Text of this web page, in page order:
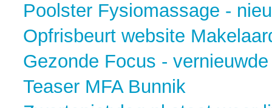
Poolster Fysiomassage -
Opfrisbeurt website
Gezonde Focus -
Teaser MFA Bunnik